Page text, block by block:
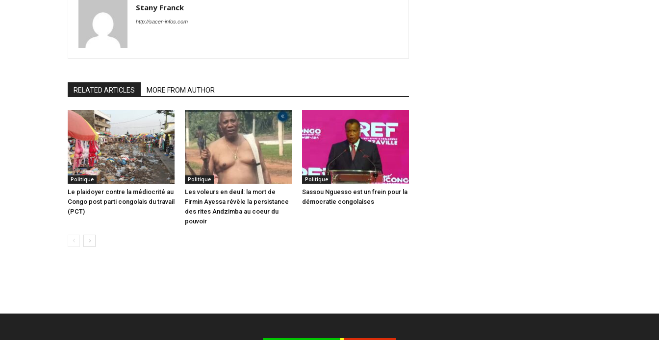
Stany Franck
http://sacer-infos.com
RELATED ARTICLES MORE FROM AUTHOR
Politique
Le plaidoyer contre la médiocrité au
Congo post parti congolais du travail
(PCT)
Politique
Les voleurs en deuil: la mort de
Firmin Ayessa révèle la persistance
des rites Andzimba au coeur du
pouvoir
Politique
Sassou Nguesso est un frein pour la
démocratie congolaises